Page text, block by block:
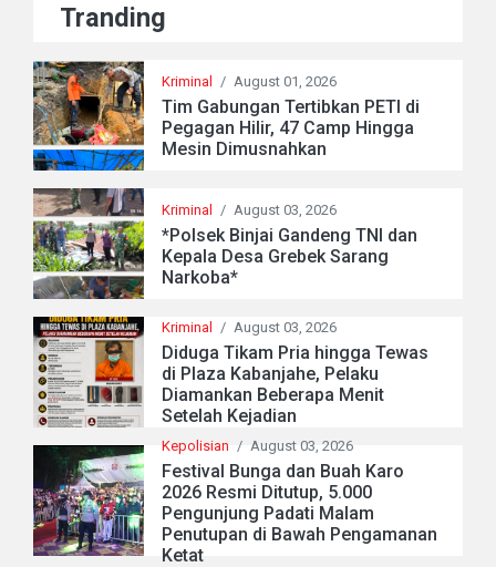
Tranding
Kriminal / August 01, 2026
Tim Gabungan Tertibkan PETI di
Pegagan Hilir, 47 Camp Hingga
Mesin Dimusnahkan
Kriminal / August 03, 2026
*Polsek Binjai Gandeng TNI dan
Kepala Desa Grebek Sarang
Narkoba*
Kriminal / August 03, 2026
Diduga Tikam Pria hingga Tewas
di Plaza Kabanjahe, Pelaku
Diamankan Beberapa Menit
Setelah Kejadian
Kepolisian / August 03, 2026
Festival Bunga dan Buah Karo
2026 Resmi Ditutup, 5.000
Pengunjung Padati Malam
Penutupan di Bawah Pengamanan
Ketat